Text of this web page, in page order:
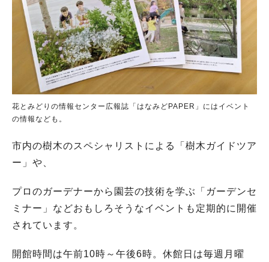
花とみどりの情報センター広報誌「はなみどPAPER」にはイベント
の情報なども。
市内の樹木のスペシャリストによる「樹木ガイドツア
ー」や、
プロのガーデナーから園芸の技術を学ぶ「ガーデンセ
ミナー」などおもしろそうなイベントも定期的に開催
されています。
開館時間は午前10時～午後6時。休館日は毎週月曜